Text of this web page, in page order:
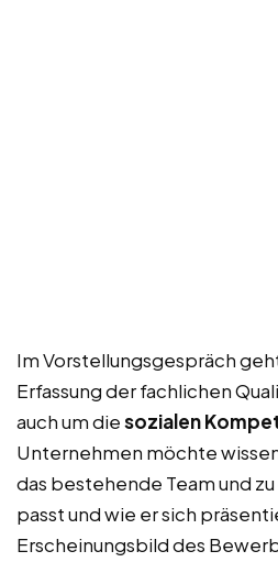
Im Vorstellungsgespräch
Erfassung der fachlichen
auch um diesozialen
Unternehmen möchte
das bestehende Team und
passt und wie er sich
Erscheinungsbild des